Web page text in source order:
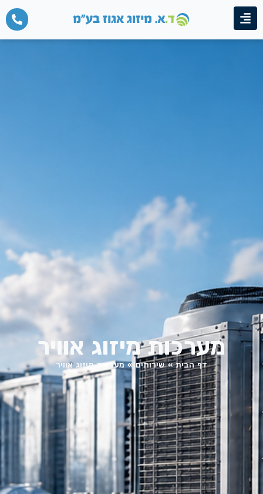
מערכות מיזוג אוויר
דף הבית»שירותים »מערכות מיזוג אוויר